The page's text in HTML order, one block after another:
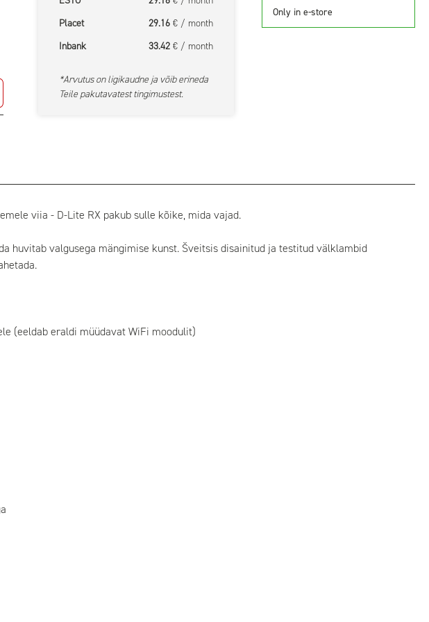
Only in e-store
Placet
29.16€ / month
Inbank
33.42€ / month
*Arvutus on ligikaudne ja võib erineda
Teile pakutavatest tingimustest.
viia - D-Lite RX pakub sulle kõike, mida vajad.
huvitab valgusega mängimise kunst. Šveitsis disainitud ja testitud välklambid
(eeldab eraldi müüdavat WiFi moodulit)